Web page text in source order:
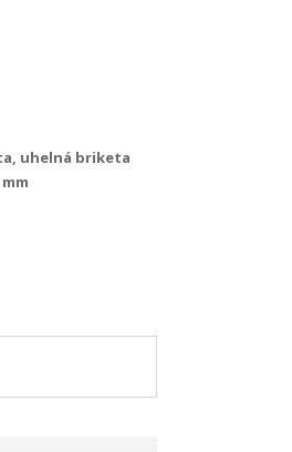
uhelná briketa